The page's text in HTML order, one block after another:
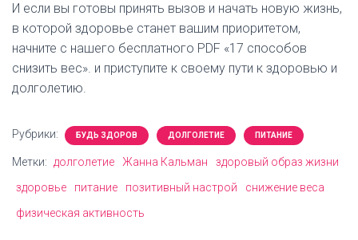
И если вы готовы принять вызов и начать новую жизнь,
в которой здоровье станет вашим приоритетом,
начните с нашего бесплатного PDF «17 способов
снизить вес». и приступите к своему пути к здоровью и
долголетию.
Рубрики: БУДЬ ЗДОРОВ ДОЛГОЛЕТИЕ ПИТАНИЕ
Метки: долголетие Жанна Кальман
здоровый образ жизни
здоровье
питание позитивный настрой
снижение веса
физическая активность